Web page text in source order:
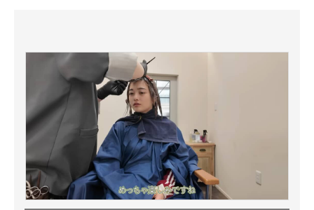
モノづくり技術者専門サイト
エレクトロニクス専門サイト
電子設計の基本と応用
エネルギーの専門メディア
建設×テクノロジーの最前線